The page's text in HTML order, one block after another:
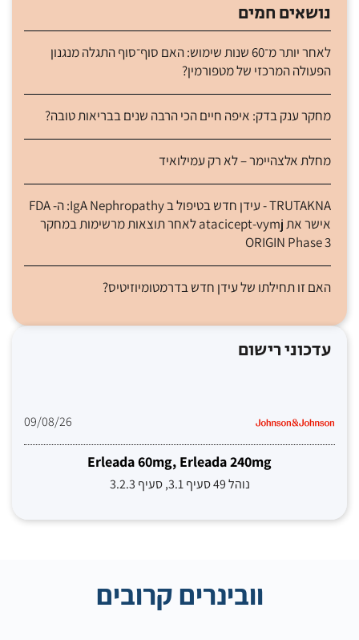
נושאים חמים
לאחר יותר מ־60 שנות שימוש: האם סוף־סוף התגלה מנגנון
הפעולה המרכזי של מטפורמין?
מחקר ענק בדק: איפה חיים הכי הרבה שנים בבריאות טובה?
מחלת אלצהיימר – לא רק עמילואיד
TRUTAKNA - עידן חדש בטיפול ב IgA Nephropathy: ה- FDA
אישר את atacicept-vymj לאחר תוצאות מרשימות במחקר
ORIGIN Phase 3
האם זו תחילתו של עידן חדש בדרמטומיוזיטיס?
עדכוני רישום
09/08/26
Erleada 60mg, Erleada 240mg
נוהל 49 סעיף 3.1, סעיף 3.2.3
וובינרים קרובים